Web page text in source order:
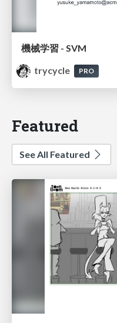
機械学習 - SVM
trycycle
PRO
Featured
See All Featured